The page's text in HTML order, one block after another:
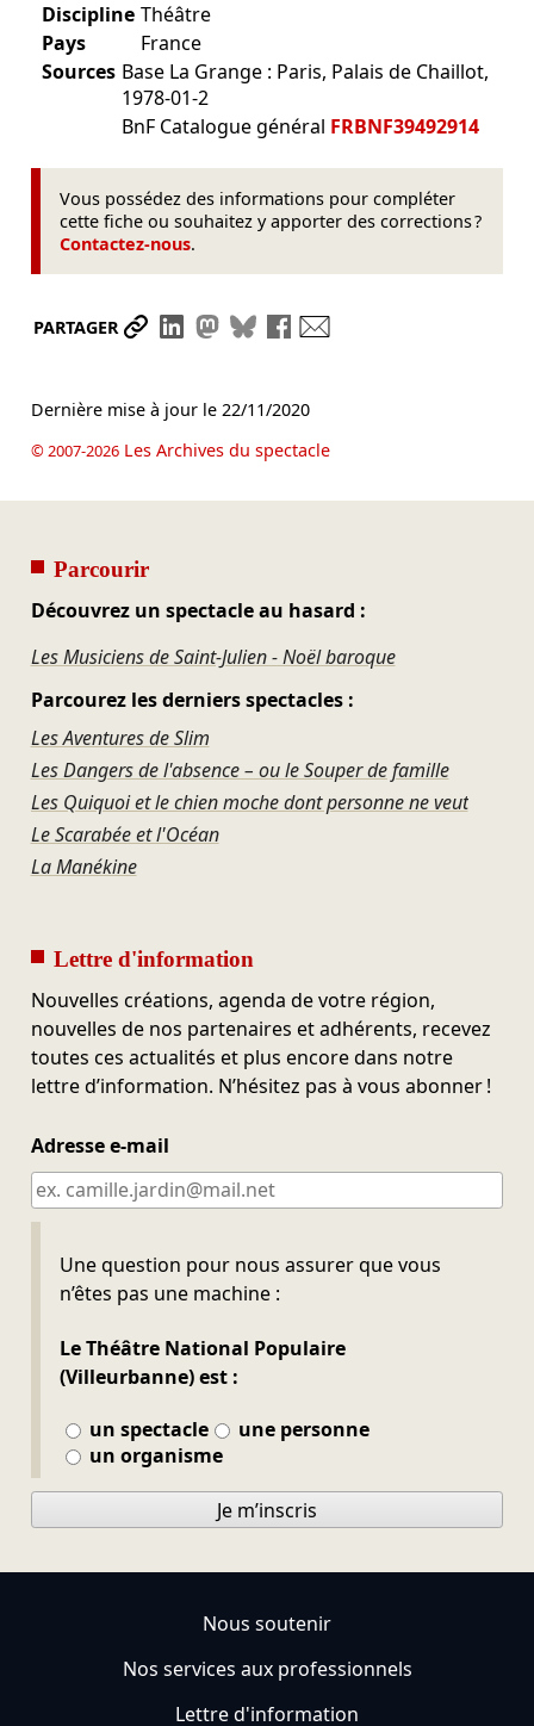
Discipline Théâtre
Pays
France
Sources Base La Grange : Paris, Palais de Chaillot,
1978-01-2
BnF Catalogue général FRBNF39492914
Vous possédez des informations pour compléter
cette fiche ou souhaitez y apporter des corrections ?
Contactez-nous.
PARTAGER Partager le lien
Partager sur LinkedIn
Partager sur Mastodon
Partager sur Bluesky
Partager sur Facebook
Dernière mise à jour le 22/11/2020
© 2007-2026Les Archives du spectacle
Parcourir
Découvrez un spectacle au hasard :
Les Musiciens de Saint-Julien - Noël baroque
Parcourez les derniers spectacles :
Les Aventures de Slim
Les Dangers de l'absence – ou le Souper de famille
Les Quiquoi et le chien moche dont personne ne veut
Le Scarabée et l'Océan
La Manékine
Lettre d'information
Nouvelles créations, agenda de votre région,
nouvelles de nos partenaires et adhérents, recevez
toutes ces actualités et plus encore dans notre
lettre d’information. N’hésitez pas à vous abonner !
Adresse e-mail
Une question pour nous assurer que vous
n’êtes pas une machine :
Le Théâtre National Populaire
(Villeurbanne) est :
un spectacle
une personne
un organisme
Ne pas remplir
Je m’inscris
Nous soutenir
Nos services aux professionnels
Lettre d'information